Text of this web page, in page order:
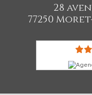
28
77250